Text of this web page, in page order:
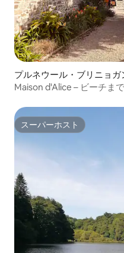
プルネウール・ブリニョガ
荘
Maison d'Alice – ビーチま
スーパーホスト
スーパーホスト